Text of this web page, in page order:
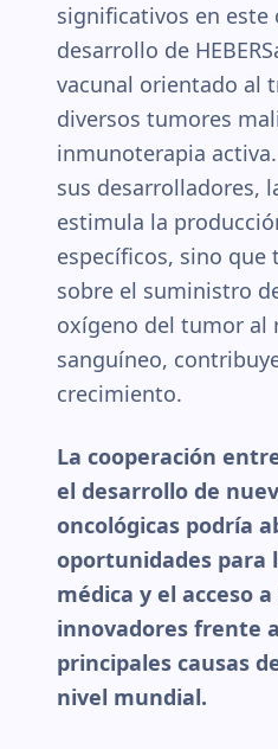
significativos en este
desarrollo de
vacunal orientado al
diversos tumores
inmunoterapia
sus desarrolladores,
estimula la
específicos, sino que
sobre el suministro
oxígeno del tumor al
sanguíneo,
crecimiento.
La cooperación
el desarrollo de
oncológicas podría
oportunidades para
médica y el acceso
innovadores frente
principales causas
nivel mundial.